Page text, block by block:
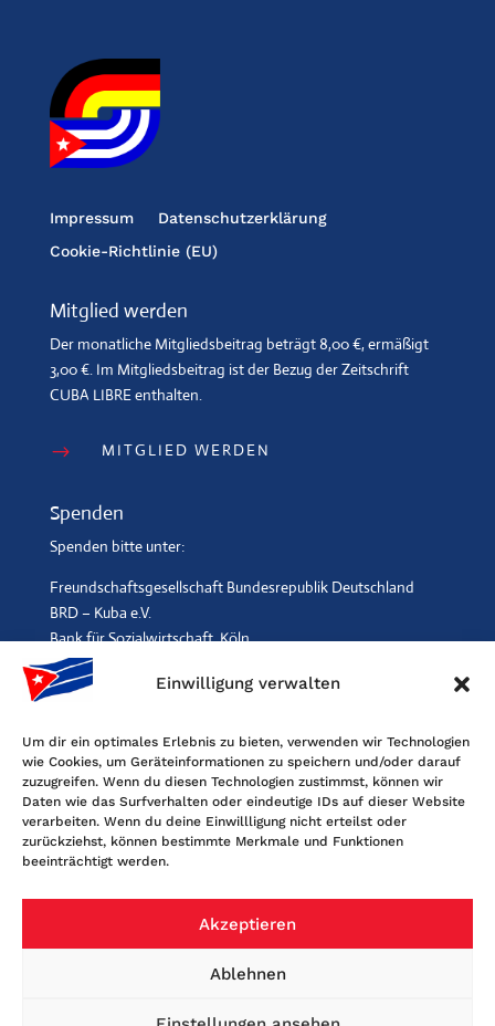
Einwilligung verwalten
Um dir ein optimales Erlebnis zu bieten, verwenden wir Technologien
wie Cookies, um Geräteinformationen zu speichern und/oder darauf
zuzugreifen. Wenn du diesen Technologien zustimmst, können wir
Daten wie das Surfverhalten oder eindeutige IDs auf dieser Website
verarbeiten. Wenn du deine Einwillligung nicht erteilst oder
zurückziehst, können bestimmte Merkmale und Funktionen
beeinträchtigt werden.
Akzeptieren
Ablehnen
Impressum
Datenschutzerklärung
Cookie-Richtlinie (EU)
Mitglied werden
Der monatliche Mitgliedsbeitrag beträgt 8,00 €, ermäßigt
3,00 €. Im Mitgliedsbeitrag ist der Bezug der Zeitschrift
CUBA LIBRE enthalten.
$ MITGLIED WERDEN
Spenden
Spenden bitte unter:
Freundschaftsgesellschaft Bundesrepublik Deutschland
BRD – Kuba e.V.
Bank für Sozialwirtschaft, Köln
IBAN: DE96 3702 0500 0001 2369 00, BIC: BFSWDE33XXX
Kontakt
Freundschaftsgesellschaft BRD-Kuba
Maybachstr. 159, 50670 Köln
E-Mail: info@fgbrdkuba.de